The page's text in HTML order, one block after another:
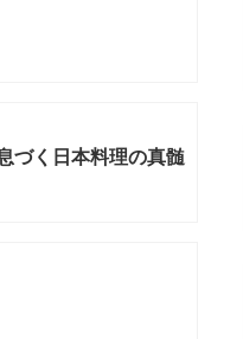
づく日本料理の真髄